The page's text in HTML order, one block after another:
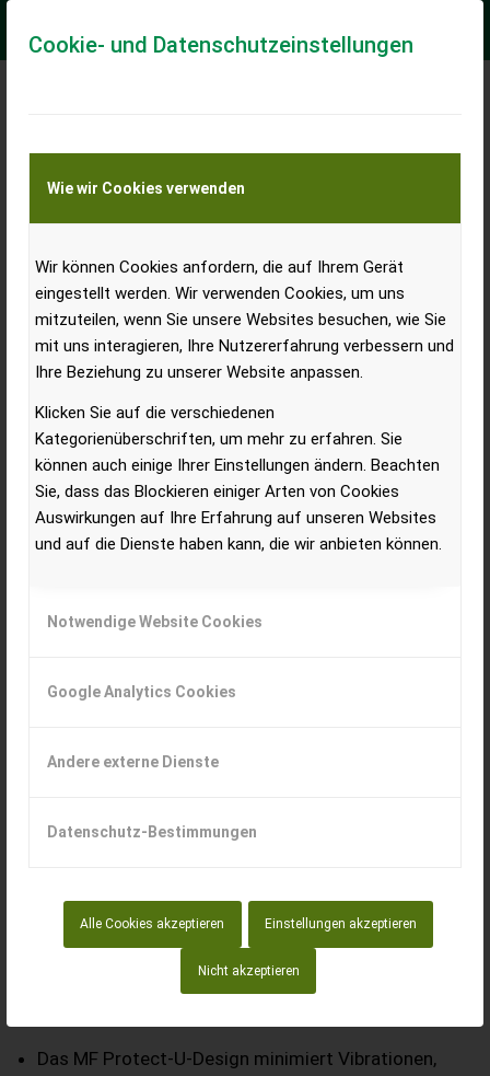
Cookie- und Datenschutzeinstellungen
Wie wir Cookies verwenden
Wir können Cookies anfordern, die auf Ihrem Gerät
eingestellt werden. Wir verwenden Cookies, um uns
mitzuteilen, wenn Sie unsere Websites besuchen, wie Sie
mit uns interagieren, Ihre Nutzererfahrung verbessern und
Ihre Beziehung zu unserer Website anpassen.
Klicken Sie auf die verschiedenen
Kategorienüberschriften, um mehr zu erfahren. Sie
können auch einige Ihrer Einstellungen ändern. Beachten
Sie, dass das Blockieren einiger Arten von Cookies
Auswirkungen auf Ihre Erfahrung auf unseren Websites
und auf die Dienste haben kann, die wir anbieten können.
Notwendige Website Cookies
Google Analytics Cookies
Andere externe Dienste
Datenschutz-Bestimmungen
Alle Cookies akzeptieren Einstellungen akzeptieren
Nicht akzeptieren
Ferguson-Traktoren auf der
Austro Diesel und Massey Ferguson präsentieren
auf der Austro Agrar Tulln, Halle 4, Stand 401 von 20.
bis 23. November 2024 das mehrfach
ausgezeichnete, neue MF-Flaggschiff, den MF 9S,
sowie den brandneuen MF 5M.
U-Design sowie modernen 8.4 Liter AGCO Power
Sechszylindermotoren ausgestattet sind und in puncto
Leistung, Komfort und Automatisierung neue Maßstäbe
Das MF Protect-U-Design minimiert Vibrationen,